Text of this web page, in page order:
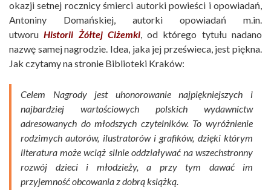
okazji setnej rocznicy śmierci autorki powieści i opowiadań,
Antoniny Domańskiej, autorki opowiadań m.in.
utworuHistorii Żółtej Ciżemki, od którego tytułu nadano
nazwę samej nagrodzie. Idea, jaka jej prześwieca, jest piękna.
Jak czytamy na stronie Biblioteki Kraków:
Celem Nagrody jest uhonorowanie najpiękniejszych i
najbardziej wartościowych polskich wydawnictw
adresowanych do młodszych czytelników. To wyróżnienie
rodzimych autorów, ilustratorów i grafików, dzięki którym
literatura może wciąż silnie oddziaływać na wszechstronny
rozwój dzieci i młodzieży, a przy tym dawać im
przyjemność obcowania z dobrą książką.